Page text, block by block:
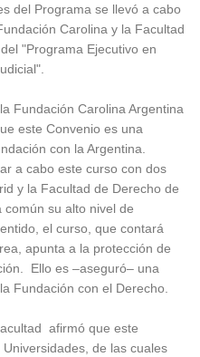
del Programa se llevó a cabo
Carolina y la Facultad
"Programa Ejecutivo en
Fundación Carolina Argentina
este Convenio es una
con la Argentina.
a cabo este curso con dos
y la Facultad de Derecho de
común su alto nivel de
el curso, que contará
apunta a la protección de
Ello es –aseguró– una
Fundación con el Derecho.
afirmó que este
de las cuales